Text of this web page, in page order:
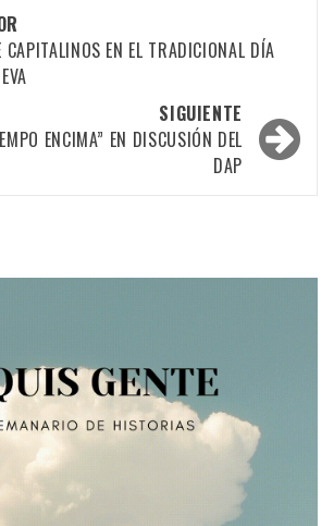
CAPITALINOS EN EL TRADICIONAL DÍA
SIGUIENTE
ENCIMA” EN DISCUSIÓN DEL
DAP